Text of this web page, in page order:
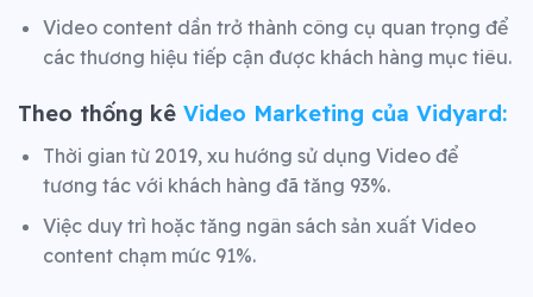
Video content dần trở thành công cụ quan trọng để
các thương hiệu tiếp cận được khách hàng mục tiêu.
Theo thống kê Video Marketing của Vidyard:
Thời gian từ 2019, xu hướng sử dụng Video để
tương tác với khách hàng đã tăng 93%.
Việc duy trì hoặc tăng ngân sách sản xuất Video
content chạm mức 91%.